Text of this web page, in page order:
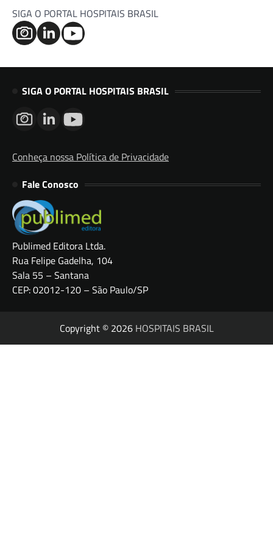
SIGA O PORTAL HOSPITAIS BRASIL
SIGA O PORTAL HOSPITAIS BRASIL
Conheça nossa Política de Privacidade
Fale Conosco
Publimed Editora Ltda.
Rua Felipe Gadelha, 104
Sala 55 – Santana
CEP: 02012-120 – São Paulo/SP
Copyright © 2026 HOSPITAIS BRASIL